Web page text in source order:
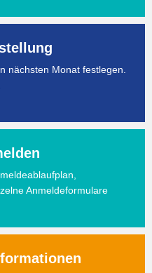
nächsten Monat festlegen.
Anmeldeformulare